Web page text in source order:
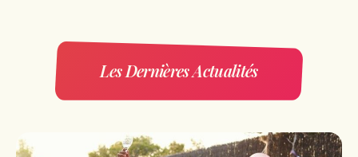
Les Dernières Actualités